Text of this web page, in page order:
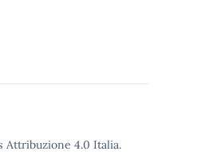
Attribuzione 4.0 Italia.